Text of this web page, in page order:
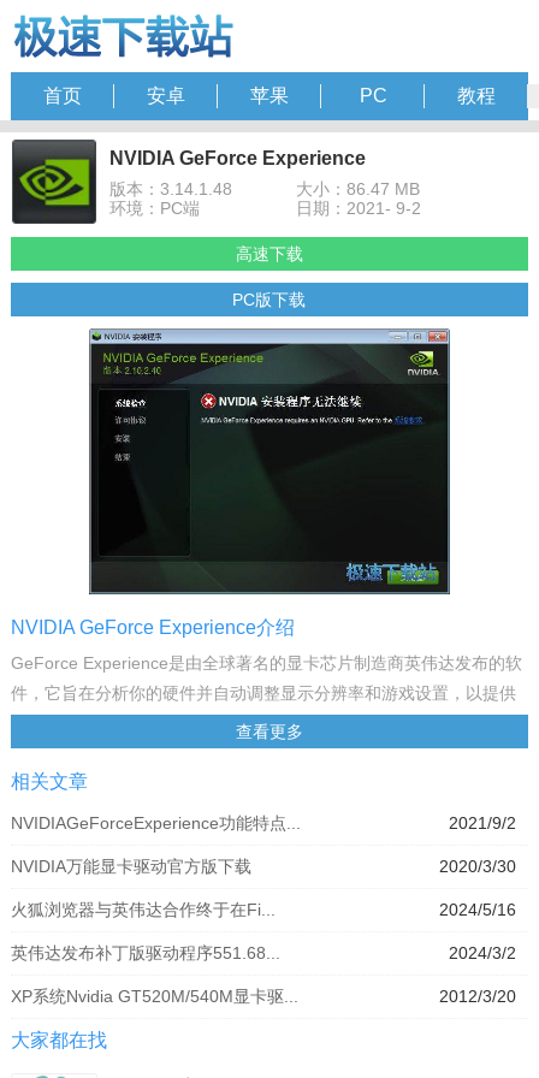
首页 安卓 苹果 PC 教程
NVIDIA GeForce Experience
版本：3.14.1.48
大小：86.47 MB
环境：PC端
日期：2021- 9-2
高速下载
PC版下载
NVIDIA GeForce Experience介绍
GeForce Experience是由全球著名的显卡芯片制造商英伟达发布的软
件，它旨在分析你的硬件并自动调整显示分辨率和游戏设置，以提供
更好更优化的游戏体验。GeForce Experience甚至可以自动从云端获
取比较优设定，并可以直接更改游戏的配置文件，包括反锯齿和阴影
选项等高级设置。这意味着游戏玩家可以不用再为了找到一个合适的
设置而头疼了，当然如果你希望牺牲一些性能来提高感官效果仍然可
功能特点
该软件可以让你的驱动程序始终处于比较新状态，也是优化游戏的比
心，根据你的PC的CPU、GPU和显示器配置来下载比较佳的游戏设
置。比较佳设置可以让你在保持高性能的同时还能实现比较佳的图像
详细了解每一项设置及其优点。GeForce Experience应用程序可自动
查看更多
相关文章
2021/9/2
NVIDIAGeForceExperience功能特点...
2020/3/30
NVIDIA万能显卡驱动官方版下载
2024/5/16
火狐浏览器与英伟达合作终于在Fi...
2024/3/2
英伟达发布补丁版驱动程序551.68...
2012/3/20
XP系统Nvidia GT520M/540M显卡驱...
大家都在找